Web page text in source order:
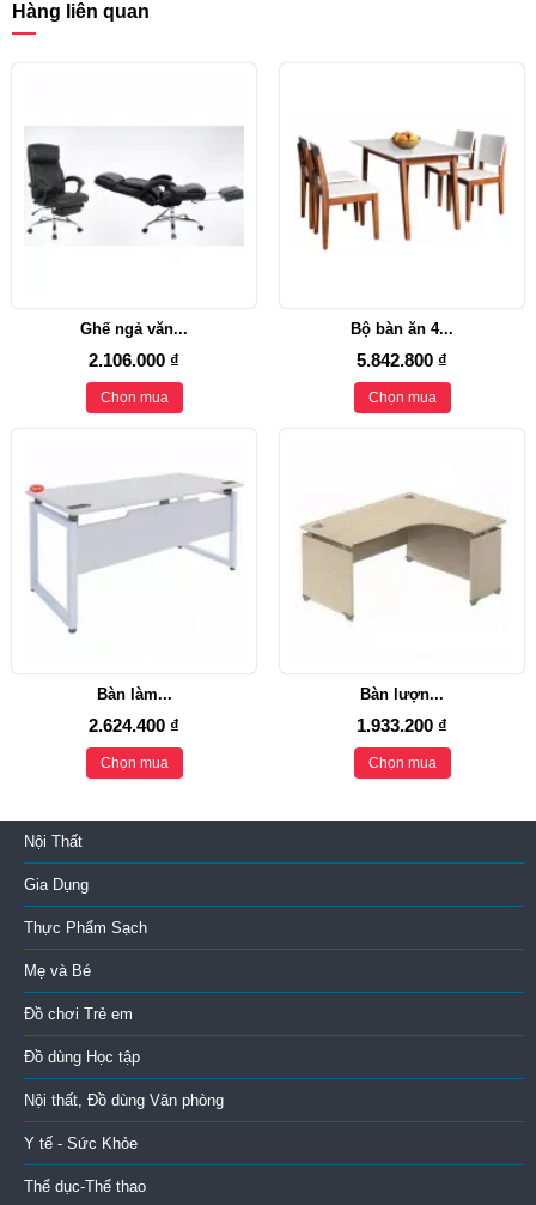
Hàng liên quan
Ghế ngả văn...
2.106.000 ₫
Chọn mua
Bộ bàn ăn 4...
5.842.800 ₫
Chọn mua
Bàn làm...
2.624.400 ₫
Chọn mua
Bàn lượn...
1.933.200 ₫
Chọn mua
Nội Thất
Gia Dụng
Thực Phẩm Sạch
Mẹ và Bé
Đồ chơi Trẻ em
Đồ dùng Học tập
Nội thất, Đồ dùng Văn phòng
Y tế - Sức Khỏe
Thể dục-Thể thao